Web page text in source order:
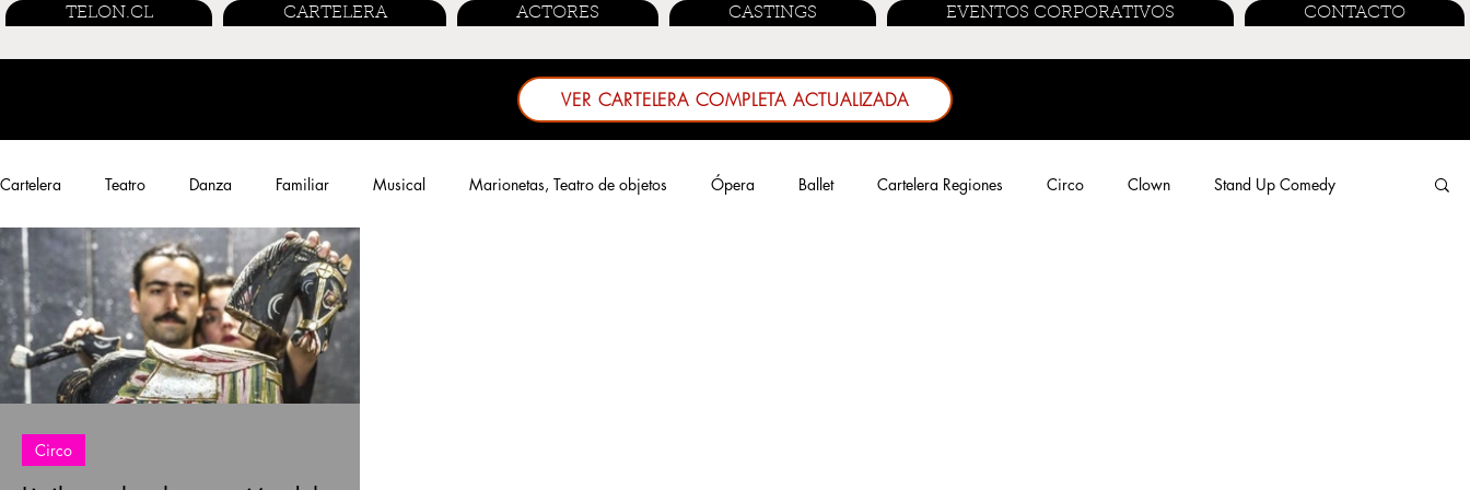
TELON.CL CARTELERA ACTORES CASTINGS EVENTOS CORPORATIVOS CONTACTO
VER CARTELERA COMPLETA ACTUALIZADA
Cartelera Teatro Danza Familiar Musical Marionetas, Teatro de objetos Ópera Ballet Cartelera Regiones Circo Clown Stand Up Comedy
Performance Entrevistas Streaming
Circo